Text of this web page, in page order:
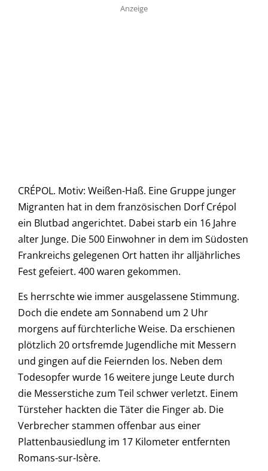
Anzeige
CRÉPOL. Motiv: Weißen-Haß. Eine Gruppe junger
Migranten hat in dem französischen Dorf Crépol
ein Blutbad angerichtet. Dabei starb ein 16 Jahre
alter Junge. Die 500 Einwohner in dem im Südosten
Frankreichs gelegenen Ort hatten ihr alljährliches
Fest gefeiert. 400 waren gekommen.
Es herrschte wie immer ausgelassene Stimmung.
Doch die endete am Sonnabend um 2 Uhr
morgens auf fürchterliche Weise. Da erschienen
plötzlich 20 ortsfremde Jugendliche mit Messern
und gingen auf die Feiernden los. Neben dem
Todesopfer wurde 16 weitere junge Leute durch
die Messerstiche zum Teil schwer verletzt. Einem
Türsteher hackten die Täter die Finger ab. Die
Verbrecher stammen offenbar aus einer
Plattenbausiedlung im 17 Kilometer entfernten
Romans-sur-Isère.